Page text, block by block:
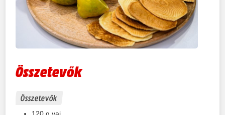
Összetevők
Összetevők